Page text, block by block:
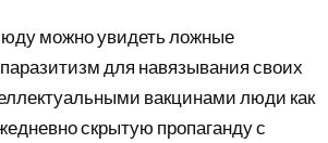
можно увидеть ложные
для навязывания своих
вакцинами люди как
скрытую пропаганду с